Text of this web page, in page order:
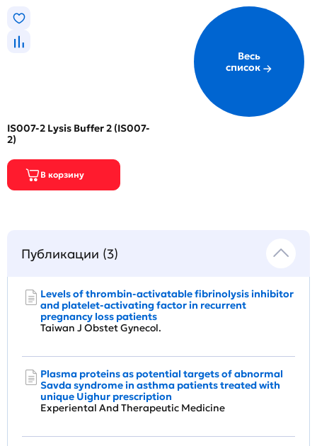
IS007-2 Lysis Buffer 2 (IS007-
2)
Весь
список
Публикации (3)
Levels of thrombin-activatable fibrinolysis inhibitor
and platelet-activating factor in recurrent
pregnancy loss patients
Taiwan J Obstet Gynecol.
Plasma proteins as potential targets of abnormal
Savda syndrome in asthma patients treated with
unique Uighur prescription
Experiental And Therapeutic Medicine